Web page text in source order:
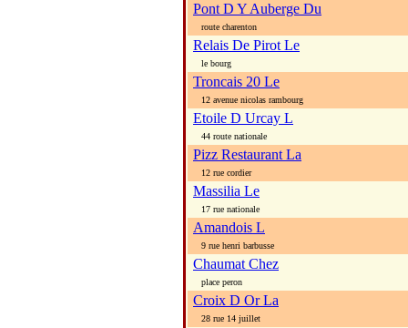
Pont D Y Auberge Du
route charenton
Relais De Pirot Le
le bourg
Troncais 20 Le
12 avenue nicolas rambourg
Etoile D Urcay L
44 route nationale
Pizz Restaurant La
12 rue cordier
Massilia Le
17 rue nationale
Amandois L
9 rue henri barbusse
Chaumat Chez
place peron
Croix D Or La
28 rue 14 juillet